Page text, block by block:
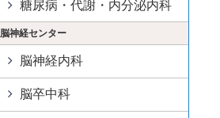
糖尿病・代謝・内分泌内科
脳神経センター
脳神経内科
脳卒中科